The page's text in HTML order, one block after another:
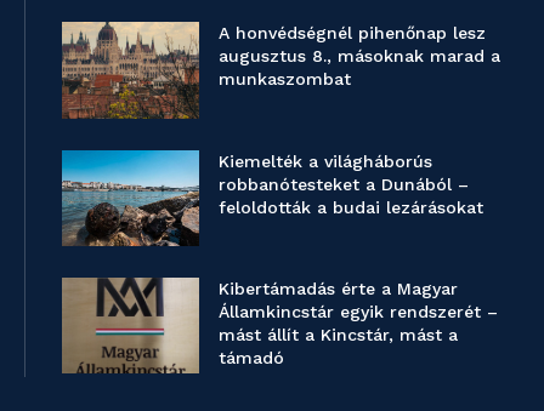
A honvédségnél pihenőnap lesz
augusztus 8., másoknak marad a
munkaszombat
Kiemelték a világháborús
robbanótesteket a Dunából –
feloldották a budai lezárásokat
Kibertámadás érte a Magyar
Államkincstár egyik rendszerét –
mást állít a Kincstár, mást a
támadó